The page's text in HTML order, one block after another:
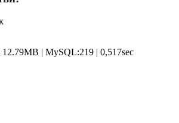
12.79MB | MySQL:219 | 0,517sec